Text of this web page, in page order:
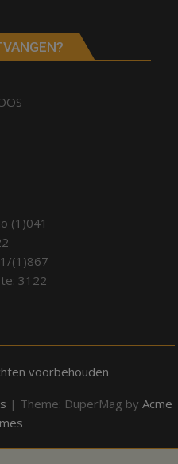
(1)041
(1)867
3122
voorbehouden
| Theme: DuperMag by Acme